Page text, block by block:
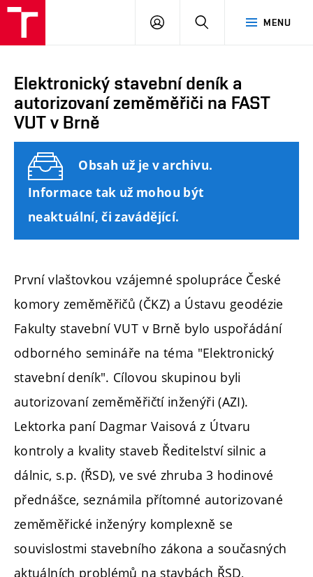
Brno
MENU
PŘIHLÁSIT
Elektronický stavební deník a
autorizovaní zeměměřiči na FAST
VUT v Brně
Obsah už je v archivu.
Informace tak už mohou být
neaktuální, či zavádějící.
První vlaštovkou vzájemné spolupráce České
komory zeměměřičů (ČKZ) a Ústavu geodézie
Fakulty stavební VUT v Brně bylo uspořádání
odborného semináře na téma "Elektronický
stavební deník". Cílovou skupinou byli
autorizovaní zeměměřičtí inženýři (AZI).
Lektorka paní Dagmar Vaisová z Útvaru
kontroly a kvality staveb Ředitelství silnic a
dálnic, s.p. (ŘSD), ve své zhruba 3 hodinové
přednášce, seznámila přítomné autorizované
zeměměřické inženýry komplexně se
souvislostmi stavebního zákona a současných
aktuálních problémů na stavbách ŘSD,